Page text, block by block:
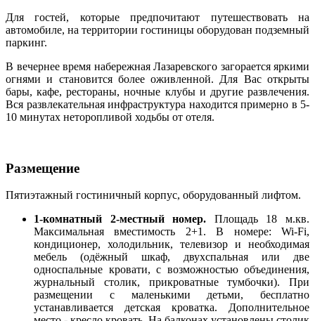
Для гостей, которые предпочитают путешествовать на
автомобиле, на территории гостиницы оборудован подземный
паркинг.
В вечернее время набережная Лазаревского загорается яркими
огнями и становится более оживленной. Для Вас открыты
бары, кафе, рестораны, ночные клубы и другие развлечения.
Вся развлекательная инфраструктура находится примерно в 5-
10 минутах неторопливой ходьбы от отеля.
Размещение
Пятиэтажный гостиничный корпус, оборудованный лифтом.
1-комнатный 2-местный номер. Площадь 18 м.кв.
Максимальная вместимость 2+1. В номере: Wi-Fi,
кондиционер, холодильник, телевизор и необходимая
мебель (одёжный шкаф, двухспальная или две
односпальные кровати, с возможностью объединения,
журнальный столик, прикроватные тумбочки). При
размещении с маленькими детьми, бесплатно
устанавливается детская кроватка. Дополнительное